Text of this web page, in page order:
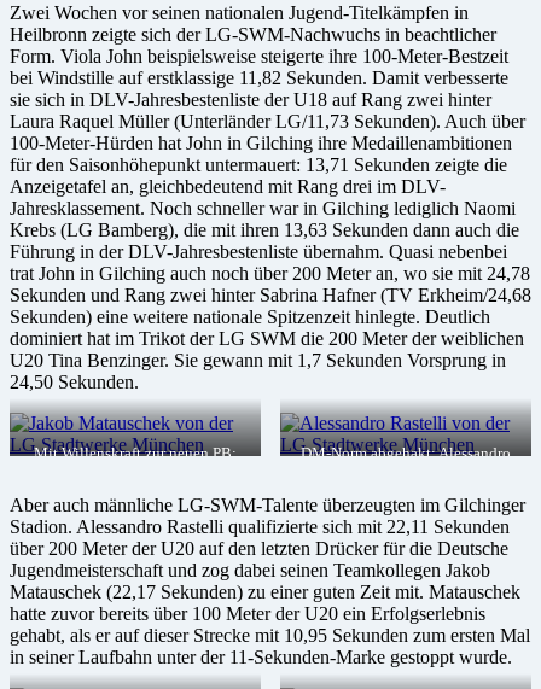
Zwei Wochen vor seinen nationalen Jugend-Titelkämpfen in
Heilbronn zeigte sich der LG-SWM-Nachwuchs in beachtlicher
Form. Viola John beispielsweise steigerte ihre 100-Meter-Bestzeit
bei Windstille auf erstklassige 11,82 Sekunden. Damit verbesserte
sie sich in DLV-Jahresbestenliste der U18 auf Rang zwei hinter
Laura Raquel Müller (Unterländer LG/11,73 Sekunden). Auch über
100-Meter-Hürden hat John in Gilching ihre Medaillenambitionen
für den Saisonhöhepunkt untermauert: 13,71 Sekunden zeigte die
Anzeigetafel an, gleichbedeutend mit Rang drei im DLV-
Jahresklassement. Noch schneller war in Gilching lediglich Naomi
Krebs (LG Bamberg), die mit ihren 13,63 Sekunden dann auch die
Führung in der DLV-Jahresbestenliste übernahm. Quasi nebenbei
trat John in Gilching auch noch über 200 Meter an, wo sie mit 24,78
Sekunden und Rang zwei hinter Sabrina Hafner (TV Erkheim/24,68
Sekunden) eine weitere nationale Spitzenzeit hinlegte. Deutlich
dominiert hat im Trikot der LG SWM die 200 Meter der weiblichen
U20 Tina Benzinger. Sie gewann mit 1,7 Sekunden Vorsprung in
24,50 Sekunden.
Mit Willenskraft zur neuen PB:
Foto: Claus Habermann
DM-Norm abgehakt: Alessandro
Claus Habermann
Aber auch männliche LG-SWM-Talente überzeugten im Gilchinger
Stadion. Alessandro Rastelli qualifizierte sich mit 22,11 Sekunden
über 200 Meter der U20 auf den letzten Drücker für die Deutsche
Jugendmeisterschaft und zog dabei seinen Teamkollegen Jakob
Matauschek (22,17 Sekunden) zu einer guten Zeit mit. Matauschek
hatte zuvor bereits über 100 Meter der U20 ein Erfolgserlebnis
gehabt, als er auf dieser Strecke mit 10,95 Sekunden zum ersten Mal
in seiner Laufbahn unter der 11-Sekunden-Marke gestoppt wurde.